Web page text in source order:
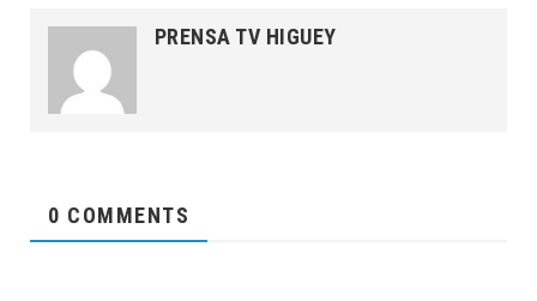
PRENSA TV HIGUEY
0 COMMENTS